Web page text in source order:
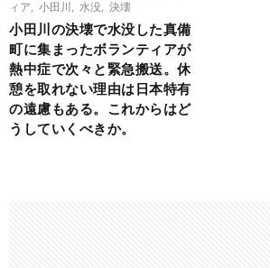
ィア
小田川 水没 決壊
小田川の決壊で水没した真備
町に集まったボランティアが
熱中症で次々と緊急搬送。休
憩を取れない理由は日本特有
の遠慮もある。これからはど
うしていくべきか。